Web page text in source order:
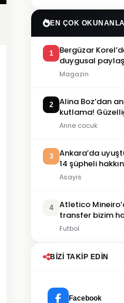
EN ÇOK
1
Bergüzar
duygusal
Magazin
2
Alina Boz’dan
kutlama!
Anne cocuk
3
Ankara’da
14 şüpheli
Asayis
4
Atletico
transfer bizim
Futbol
BIZI TAKIP EDIN
Facebook